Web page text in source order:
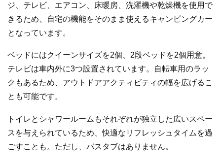
ジ、テレビ、エアコン、床暖房、洗濯機や乾燥機を使用で
きるため、自宅の機能をそのまま使えるキャンピングカー
となっています。
ベッドにはクイーンサイズを2個、2段ベッドを2個用意。
テレビは車内外に3つ設置されています。自転車用のラッ
クもあるため、アウトドアアクティビティの幅を広げるこ
とも可能です。
トイレとシャワールームもそれぞれが独立した広いスペー
スを与えられているため、快適なリフレッシュタイムを過
ごすことも。ただし、バスタブはありません。